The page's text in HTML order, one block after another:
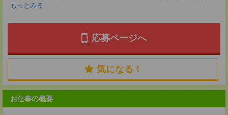
もっとみる
応募ページへ
気になる！
お仕事の概要